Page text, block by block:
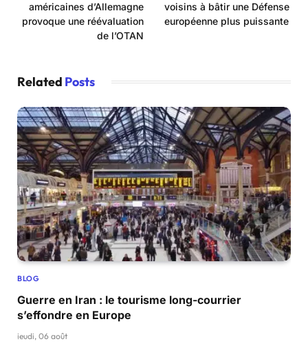
américaines d’Allemagne
provoque une réévaluation
de l’OTAN
voisins à bâtir une Défense
européenne plus puissante
Related Posts
BLOG
Guerre en Iran : le tourisme long-courrier
s’effondre en Europe
jeudi, 06 août